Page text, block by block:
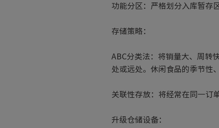
功能分区：严格划分入库暂存
存储策略：
ABC分类法：将销量大、周转
处或远处。休闲食品的季节性
关联性存放：将经常在同一订
升级仓储设备：